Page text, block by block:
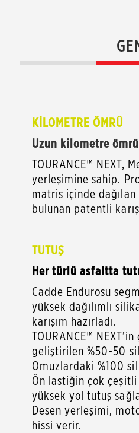
KİLOMETRE ÖMRÜ
Uzun kilometre ömrü
TOURANCE™
yerleşimine sahip.
matris içinde
bulunan patentli
TUTUŞ
Her türlü asfaltta
Cadde Endurosu
yüksek dağılımlı
karışım hazırladı.
TOURANCE™
geliştirilen %50-50
Omuzlardaki %100
Ön lastiğin çok
yüksek yol tutuş
Desen yerleşimi,
hissi verir.